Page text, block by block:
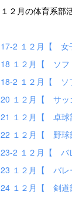
１２月の体育系部
17-2 １２月【 女
18 １２月【 ソ
18-2 １２月【 ソ
20 １２月【 サ
21 １２月【 卓
22 １２月【 野
23-2 １２月【 バ
23 １２月【 バ
24 １２月【 剣